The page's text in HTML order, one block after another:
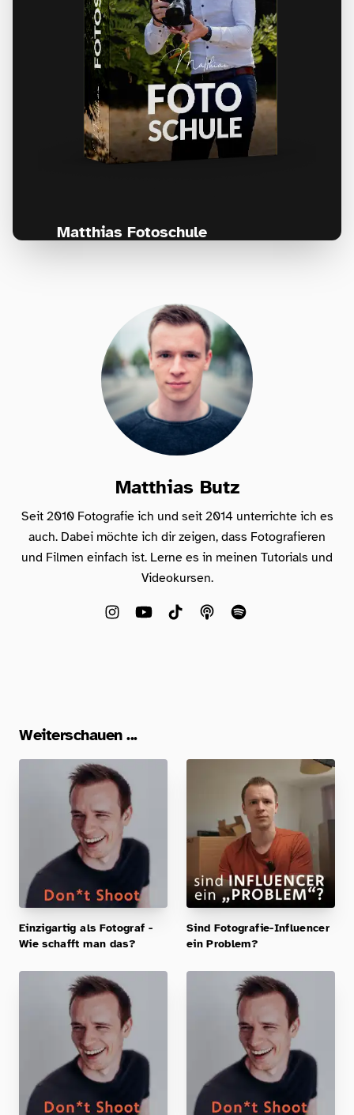
Matthias Fotoschule
Matthias Butz
Seit 2010 Fotografie ich und seit 2014 unterrichte ich es
auch. Dabei möchte ich dir zeigen, dass Fotografieren
und Filmen einfach ist. Lerne es in meinen Tutorials und
Videokursen.
Weiterschauen ...
Einzigartig als Fotograf -
Wie schafft man das?
Sind Fotografie-Influencer
ein Problem?